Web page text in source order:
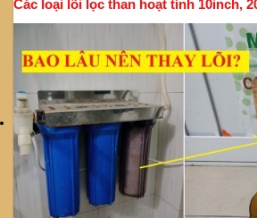
Các loại lõi lọc than hoạt tính 10inch,